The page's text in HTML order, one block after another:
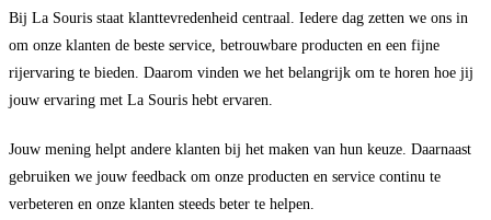
Bij La Souris staat klanttevredenheid centraal. Iedere dag zetten we ons in
om onze klanten de beste service, betrouwbare producten en een fijne
rijervaring te bieden. Daarom vinden we het belangrijk om te horen hoe jij
jouw ervaring met La Souris hebt ervaren.
Jouw mening helpt andere klanten bij het maken van hun keuze. Daarnaast
gebruiken we jouw feedback om onze producten en service continu te
verbeteren en onze klanten steeds beter te helpen.